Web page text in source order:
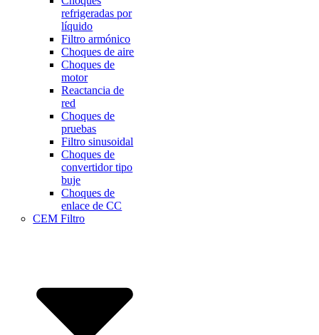
refrigeradas por
líquido
Filtro armónico
Choques de aire
Choques de
motor
Reactancia de
red
Choques de
pruebas
Filtro sinusoidal
Choques de
convertidor tipo
buje
Choques de
enlace de CC
CEM Filtro